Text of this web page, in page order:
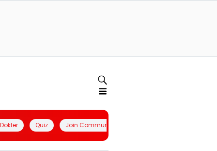
Quiz Join Community